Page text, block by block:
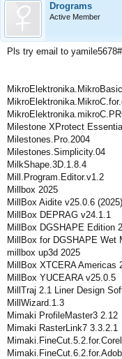
Drograms
Active Member
Pls try email to
Milestone XProtect
Milestones.Pro.2004
Milestones.Simplicity.04
MilkShape.3D.1.8.4
Mill.Program.Editor.v1.2
Millbox 2025
MillBox Aidite v25.0.6 (2025)
MillBox DEPRAG v24.1.1
MillBox DGSHAPE Edition
MillBox for DGSHAPE Wet
millbox up3d 2025
MillBox XTCERA Americas
MillBox YUCEARA v25.0.5
MillTraj 2.1 Liner Design
MillWizard.1.3
Mimaki ProfileMaster3 2.12
Mimaki RasterLink7 3.3.2.1